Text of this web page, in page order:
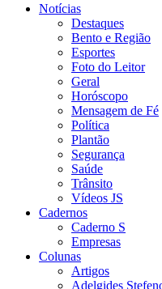
Notícias
Destaques
Bento e Região
Esportes
Foto do Leitor
Geral
Horóscopo
Mensagem de Fé
Política
Plantão
Segurança
Saúde
Trânsito
Vídeos JS
Cadernos
Caderno S
Empresas
Colunas
Artigos
Adelgides